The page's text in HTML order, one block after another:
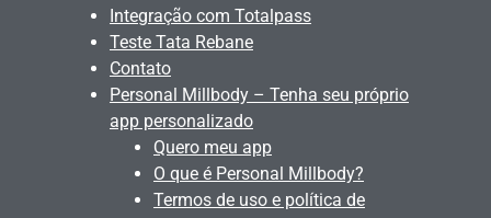
Integração com Totalpass
Teste Tata Rebane
Contato
Personal Millbody – Tenha seu próprio
app personalizado
Quero meu app
O que é Personal Millbody?
Termos de uso e política de